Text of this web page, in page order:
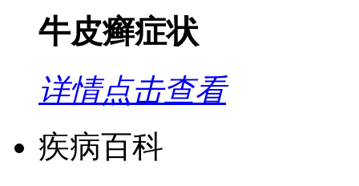
牛皮癣症状
详情点击查看
疾病百科